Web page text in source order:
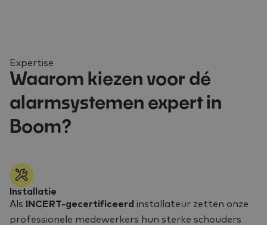
Expertise
Waarom kiezen voor dé
alarmsystemen expert in
Boom?
Installatie
Als
INCERT-gecertificeerd installateur zetten onze
professionele medewerkers hun sterke schouders